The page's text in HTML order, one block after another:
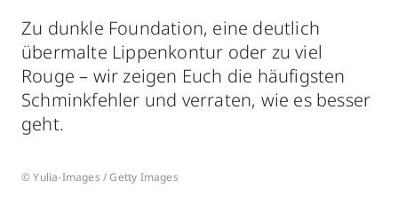
Zu dunkle Foundation, eine deutlich
übermalte Lippenkontur oder zu viel
Rouge – wir zeigen Euch die häufigsten
Schminkfehler und verraten, wie es besser
geht.
© Yulia-Images / Getty Images